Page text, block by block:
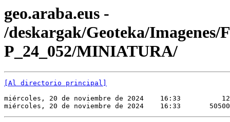
geo.araba.eus -
/deskargak/Geoteka/Imagenes/
P_24_052/MINIATURA/
[Al directorio principal]
miércoles, 20 de noviembre de 2024    16:33
miércoles, 20 de noviembre de 2024    16:33